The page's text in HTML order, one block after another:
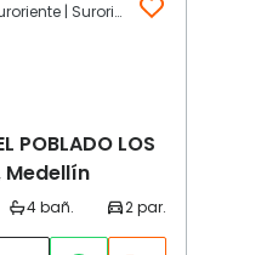
EL POBLADO LOS BALSOS Suroriente | Suroriente | Medellín
POBLADO LOS
Medellín